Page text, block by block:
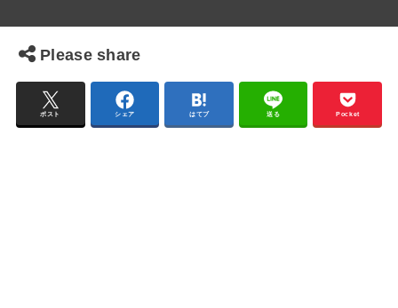
Please share
ポスト シェア はてブ 送る Pocket